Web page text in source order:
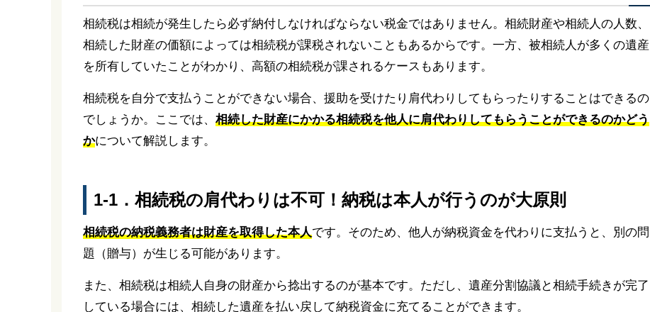
相続税は相続が発生したら必ず納付しなければならない税金ではありません。相続財産や相続人の人数、
相続した財産の価額によっては相続税が課税されないこともあるからです。一方、被相続人が多くの遺産
を所有していたことがわかり、高額の相続税が課されるケースもあります。
相続税を自分で支払うことができない場合、援助を受けたり肩代わりしてもらったりすることはできるの
でしょうか。ここでは、 相続した財産にかかる相続税を他人に肩代わりしてもらうことができるのかどう
かについて解説します。
1-1．相続税の肩代わりは不可！納税は本人が行うのが大原則
相続税の納税義務者は財産を取得した本人です。そのため、他人が納税資金を代わりに支払うと、別の問
題（贈与）が生じる可能があります。
また、相続税は相続人自身の財産から捻出するのが基本です。ただし、遺産分割協議と相続手続きが完了
している場合には、相続した遺産を払い戻して納税資金に充てることができます。